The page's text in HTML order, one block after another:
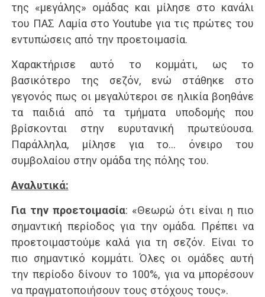
της «μεγάλης» ομάδας και μίλησε στο κανάλι
του ΠΑΣ Λαμία στο Youtube για τις πρώτες του
εντυπώσεις από την προετοιμασία.
Χαρακτήρισε αυτό το κομμάτι, ως το
βασικότερο της σεζόν, ενώ στάθηκε στο
γεγονός πως οι μεγαλύτεροι σε ηλικία βοηθάνε
τα παιδιά από τα τμήματα υποδομής που
βρίσκονται στην ευρυτανική πρωτεύουσα.
Παράλληλα, μίλησε για το… όνειρο του
συμβολαίου στην ομάδα της πόλης του.
Αναλυτικά:
Για την προετοιμασία: «Θεωρώ ότι είναι η πιο
σημαντική περίοδος για την ομάδα. Πρέπει να
προετοιμαστούμε καλά για τη σεζόν. Είναι το
πιο σημαντικό κομμάτι. Όλες οι ομάδες αυτή
την περίοδο δίνουν το 100%, για να μπορέσουν
να πραγματοποιήσουν τους στόχους τους».